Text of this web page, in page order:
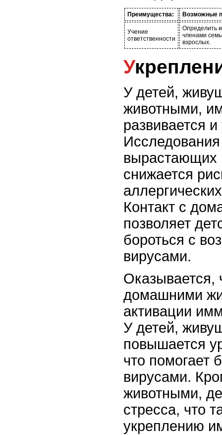
Преимущества: Возможные
Учение
ответственности
Определить
членами
взрослых.
У детей,
животными,
развивается
вырастающих
снижается
Контакт с
позволяет
бороться с
вирусами.
Оказывается,
домашними
активации
У детей,
повышается
что помогает
вирусами.
животными,
стресса, что
укреплению